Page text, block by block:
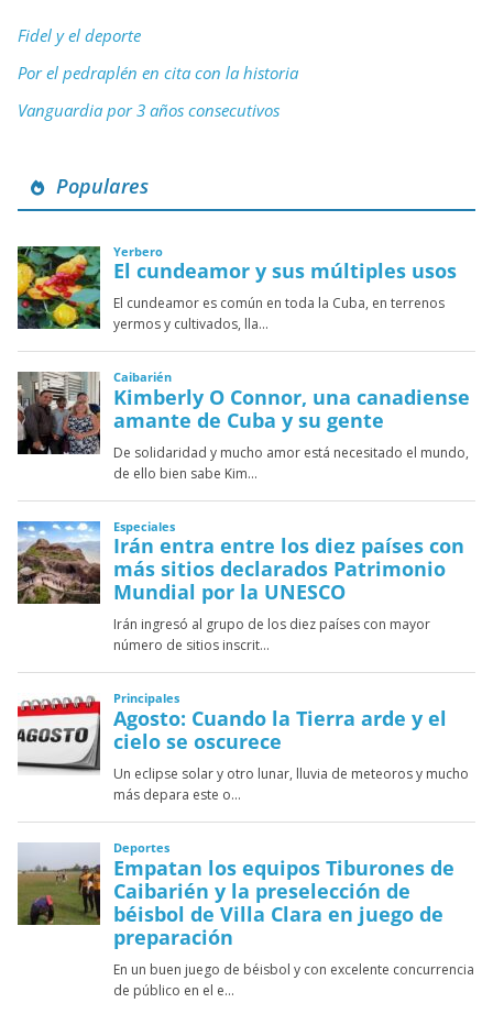
Fidel y el deporte
Por el pedraplén en cita con la historia
Vanguardia por 3 años consecutivos
Populares